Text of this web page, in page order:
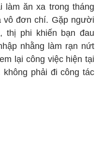
làm ăn xa trong tháng
vô đơn chí. Gặp người
thị phi khiến bạn đau
nhằng làm rạn nứt
lại công việc hiện tại
phải đi công tác